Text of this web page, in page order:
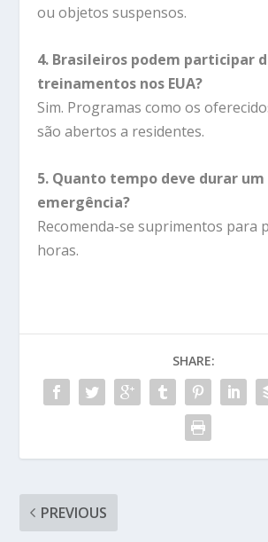
ou objetos suspensos.
4. Brasileiros podem participar
treinamentos nos EUA?
Sim. Programas como os
são abertos a residentes.
5. Quanto tempo deve durar
emergência?
Recomenda-se suprimentos para
horas.
SHARE:
PREVIOUS